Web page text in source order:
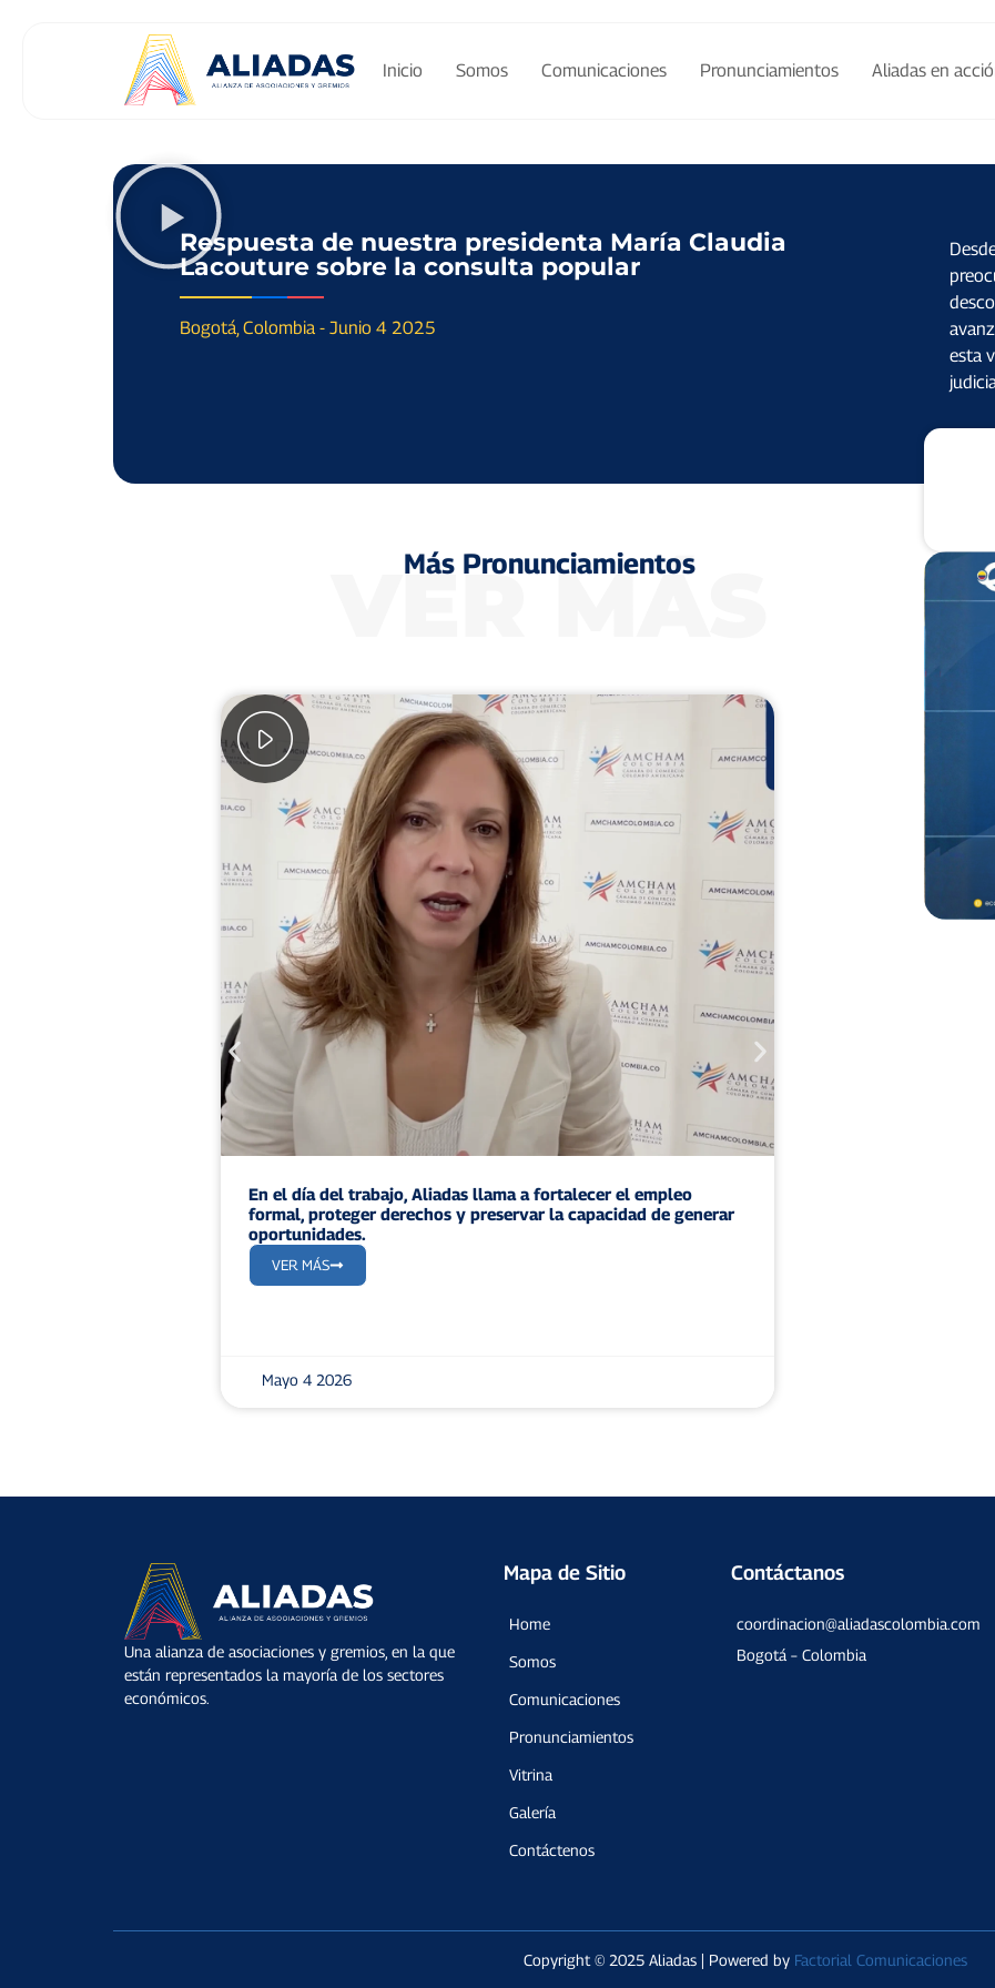
Inicio Somos Comunicaciones Pronunciamientos Aliadas en
Respuesta de nuestra presidenta María Claudia
Lacouture sobre la consulta popular
Bogotá, Colombia - Junio 4 2025
esta
VER MÁS
Más Pronunciamientos
En el día del trabajo, Aliadas llama a fortalecer el empleo
formal, proteger derechos y preservar la capacidad de generar
oportunidades.
VER MÁS
Mayo 4 2026
Una alianza de asociaciones y gremios, en la que
están representados la mayoría de los sectores
económicos.
Mapa de Sitio
Home
Somos
Comunicaciones
Pronunciamientos
Vitrina
Galería
Contáctenos
Contáctanos
coordinacion@aliadascolombia.com
Bogotá – Colombia
Copyright © 2025 Aliadas | Powered by Factorial Comunicaciones